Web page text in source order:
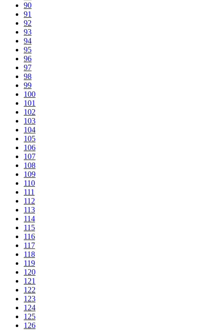
90
91
92
93
94
95
96
97
98
99
100
101
102
103
104
105
106
107
108
109
110
111
112
113
114
115
116
117
118
119
120
121
122
123
124
125
126